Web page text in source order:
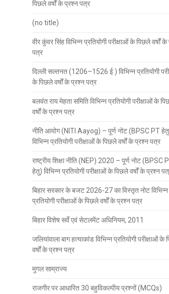
पिछले वर्षों के प्रश्न पत्र
(no title)
वीर कुंवर सिंह विभिन्न प्रतियोगी परीक्षाओं के पिछले वर्षों
पत्र
दिल्ली सल्तनत (1206–1526 ई.) विभिन्न प्रतियोगी
के पिछले वर्षों के प्रश्न पत्र
बलवंत राय मेहता समिति विभिन्न प्रतियोगी परीक्षाओं के
वर्षों के प्रश्न पत्र
नीति आयोग (NITI Aayog) – पूर्ण नोट (BPSC PT
विभिन्न प्रतियोगी परीक्षाओं के पिछले वर्षों के प्रश्न पत्र
राष्ट्रीय शिक्षा नीति (NEP) 2020 – पूर्ण नोट (BPSC
हेतु) विभिन्न प्रतियोगी परीक्षाओं के पिछले वर्षों के प्रश्न
बिहार सरकार के बजट 2026-27 का विस्तृत नोट विभिन्न
प्रतियोगी परीक्षाओं के पिछले वर्षों के प्रश्न पत्र
बिहार विशेष सर्वे एवं सेटलमेंट अधिनियम, 2011
जलियांवाला बाग हत्याकांड विभिन्न प्रतियोगी परीक्षाओं के
वर्षों के प्रश्न पत्र
मुगल साम्राज्य
राजगीर पर आधारित 30 बहुविकल्पीय प्रश्नों (MCQs)